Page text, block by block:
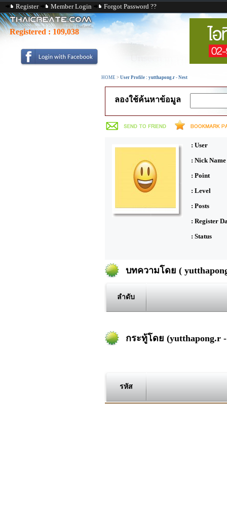
Register Member Login Forgot Password ??
Registered : 109,038
HOME > User Profile : yutthapong.r - Nest
ลองใช้ค้นหาข้อมูล
: User
: Nick Name
: Point
: Level
: Posts
: Register
: Status
บทความโดย (
ลำดับ
กระทู้โดย (yutthapong.r -
รหัส